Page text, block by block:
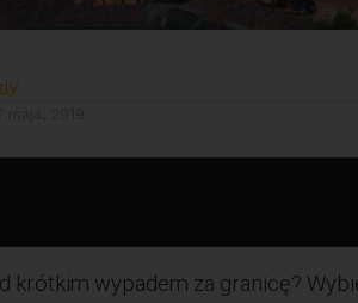
krótkim wypadem za granicę?